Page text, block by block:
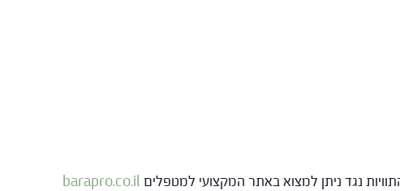
נגד ניתן למצוא באתר המקצועי למטפליםbarapro.co.il